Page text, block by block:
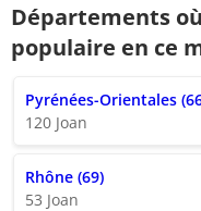
Départements
populaire en ce
Pyrénées-Orientales
120 Joan
Rhône (69)
53 Joan